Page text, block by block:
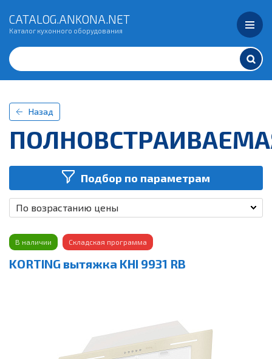
CATALOG.ANKONA.NET
Каталог кухонного оборудования
Назад
Подбор по параметрам
По возрастанию цены
В наличии Складская программа
KORTING вытяжка KHI 9931 RB